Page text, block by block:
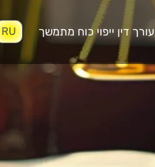
עורך דין ייפוי כוח מתמשך RU